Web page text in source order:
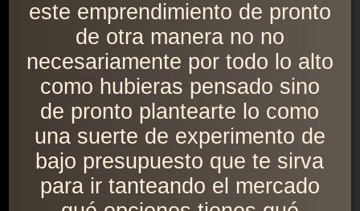
este emprendimiento de pronto
de otra manera no no
necesariamente por todo lo alto
como hubieras pensado sino
de pronto plantearte lo como
una suerte de experimento de
bajo presupuesto que te sirva
para ir tanteando el mercado